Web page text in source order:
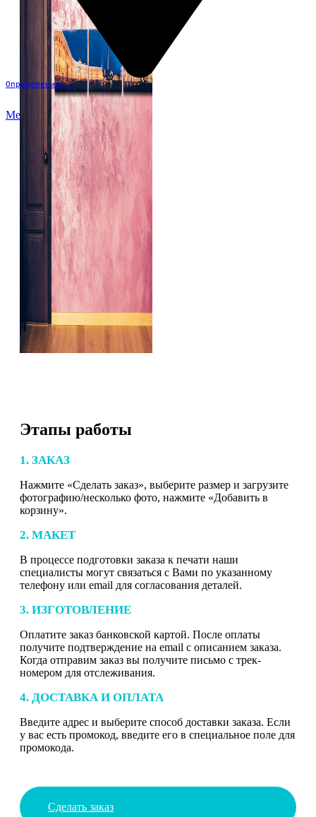
Определение...
Меню
Этапы работы
1. ЗАКАЗ
Нажмите «Сделать заказ», выберите размер и загрузите
фотографию/несколько фото, нажмите «Добавить в
корзину».
2. МАКЕТ
В процессе подготовки заказа к печати наши
специалисты могут связаться с Вами по указанному
телефону или email для согласования деталей.
3. ИЗГОТОВЛЕНИЕ
Оплатите заказ банковской картой. После оплаты
получите подтверждение на email с описанием заказа.
Когда отправим заказ вы получите письмо с трек-
номером для отслеживания.
4. ДОСТАВКА И ОПЛАТА
Введите адрес и выберите способ доставки заказа. Если
у вас есть промокод, введите его в специальное поле для
промокода.
Сделать заказ